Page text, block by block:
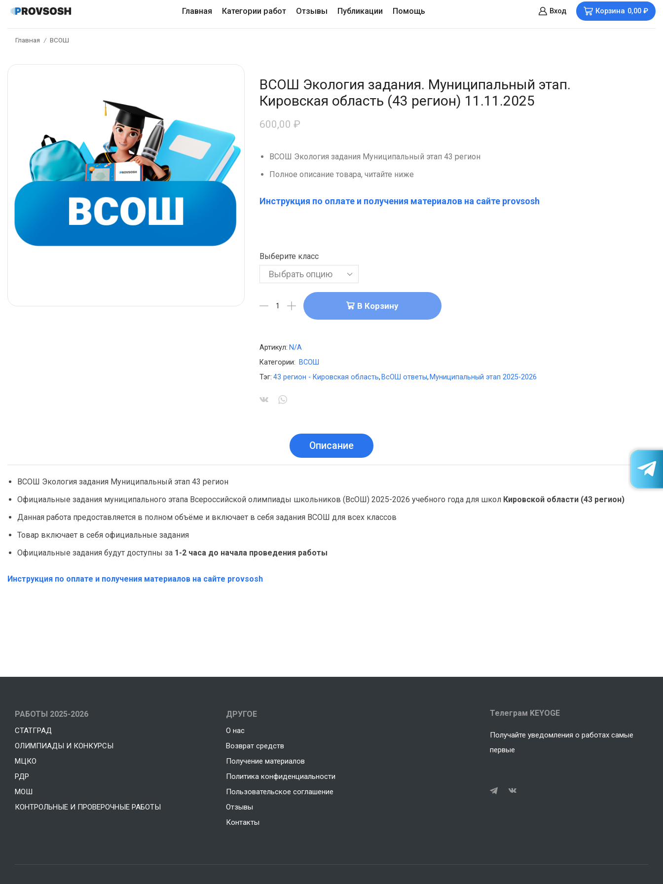
Главная Категории работ Отзывы Публикации Помощь Вход Корзина 0,00 ₽
Главная / ВСОШ
ВСОШ Экология задания. Муниципальный этап.
Кировская область (43 регион) 11.11.2025
600,00 ₽
ВСОШ Экология задания Муниципальный этап 43 регион
Полное описание товара, читайте ниже
Инструкция по оплате и получения материалов на сайте provsosh
Выберите класс
В Корзину
Артикул: N/A
Категории: ВСОШ
Тэг: 43 регион - Кировская область, ВсОШ ответы, Муниципальный этап 2025-2026
Описание
ВСОШ Экология задания Муниципальный этап 43 регион
Официальные задания муниципального этапа Всероссийской олимпиады школьников (ВсОШ) 2025-2026 учебного года для школ Кировской области (43 регион)
Данная работа предоставляется в полном объёме и включает в себя задания ВСОШ для всех классов
Товар включает в себя официальные задания
Официальные задания будут доступны за 1-2 часа до начала проведения работы
Инструкция по оплате и получения материалов на сайте provsosh
РАБОТЫ 2025-2026
СТАТГРАД
ОЛИМПИАДЫ И КОНКУРСЫ
МЦКО
РДР
МОШ
КОНТРОЛЬНЫЕ И ПРОВЕРОЧНЫЕ РАБОТЫ
ДРУГОЕ
О нас
Возврат средств
Получение материалов
Политика конфиденциальности
Пользовательское соглашение
Отзывы
Контакты
Телеграм KEYOGE
Получайте уведомления о работах самые
первые